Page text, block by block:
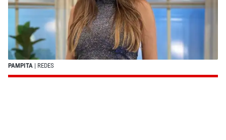
PAMPITA | REDES